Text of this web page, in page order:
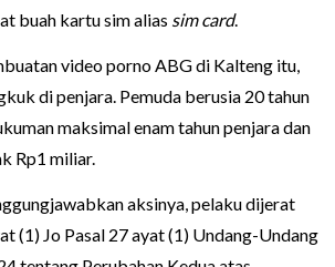
buah kartu sim alias sim card.
video porno ABG di Kalteng itu,
di penjara. Pemuda berusia 20 tahun
maksimal enam tahun penjara dan
Rp1 miliar.
aksinya, pelaku dijerat
(1) Jo Pasal 27 ayat (1) Undang-Undang